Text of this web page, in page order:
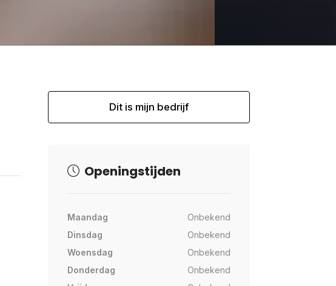
Dit is mijn bedrijf
Openingstijden
Maandag
Onbekend
Dinsdag
Onbekend
Woensdag
Onbekend
Donderdag
Onbekend